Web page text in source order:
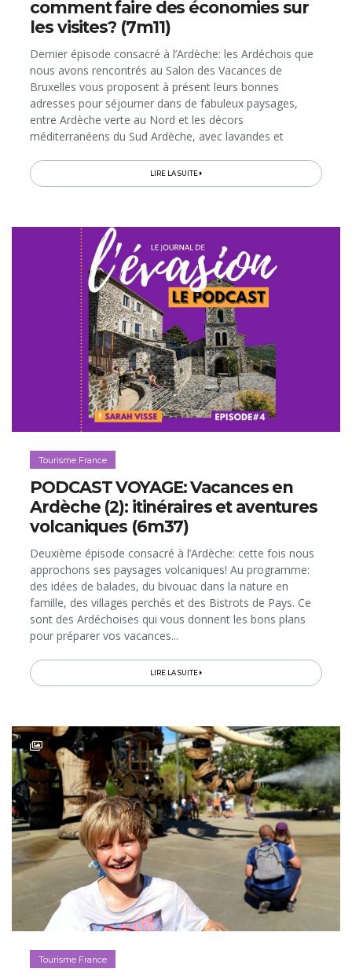
comment faire des économies sur
les visites? (7m11)
Dernier épisode consacré à l’Ardèche: les Ardéchois que
nous avons rencontrés au Salon des Vacances de
Bruxelles vous proposent à présent leurs bonnes
adresses pour séjourner dans de fabuleux paysages,
entre Ardèche verte au Nord et les décors
méditerranéens du Sud Ardèche, avec lavandes et
LIRE LA SUITE
Tourisme France
PODCAST VOYAGE: Vacances en
Ardèche (2): itinéraires et aventures
volcaniques (6m37)
Deuxième épisode consacré à l’Ardèche: cette fois nous
approchons ses paysages volcaniques! Au programme:
des idées de balades, du bivouac dans la nature en
famille, des villages perchés et des Bistrots de Pays. Ce
sont des Ardéchoises qui vous donnent les bons plans
pour préparer vos vacances...
LIRE LA SUITE
Tourisme France